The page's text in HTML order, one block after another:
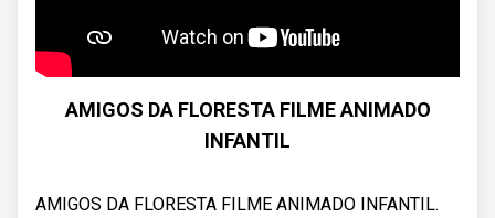
AMIGOS DA FLORESTA FILME ANIMADO
INFANTIL
AMIGOS DA FLORESTA FILME ANIMADO INFANTIL.